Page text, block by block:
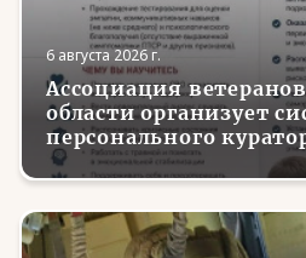
6 августа 2026 г.
Ассоциация
области организует
персонального
трудоустройства и
вернувшихся с